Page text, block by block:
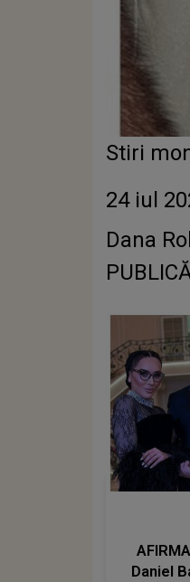
Stiri
24 iul
Dana
Daniel